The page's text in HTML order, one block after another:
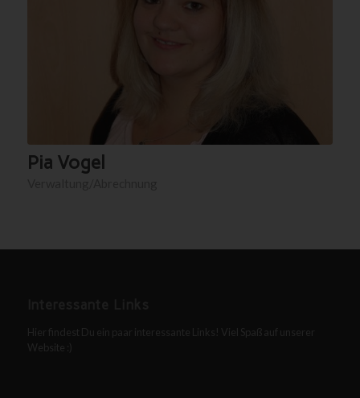
Pia Vogel
Hier findest Du ein paar interessante Links! Viel Spaß auf unserer
Website :)